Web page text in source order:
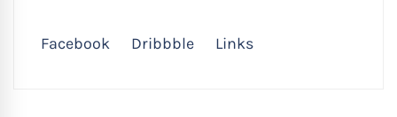
Facebook Dribbble Links